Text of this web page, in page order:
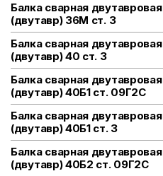
Балка сварная двутавровая
(двутавр) 36М ст. 3
Балка сварная двутавровая
(двутавр) 40 ст. 3
Балка сварная двутавровая
(двутавр) 40Б1 ст. 09Г2С
Балка сварная двутавровая
(двутавр) 40Б1 ст. 3
Балка сварная двутавровая
(двутавр) 40Б2 ст. 09Г2С